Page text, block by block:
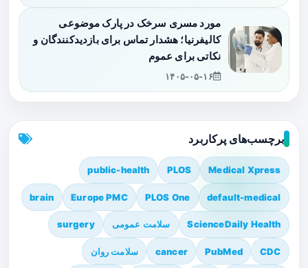
مورد مسری سرخک در پارک موضوعی
کالیفرنیا؛ هشدار تماس برای بازدیدکنندگان و
نکاتی برای عموم
۱۴۰۵-۰۵-۱۶
برچسب‌های پرکاربرد
Medical Xpress
PLOS
public-health
default-medical
PLOS One
Europe PMC
brain
ScienceDaily Health سلامت عمومی surgery
CDC
PubMed
cancer سلامت روان